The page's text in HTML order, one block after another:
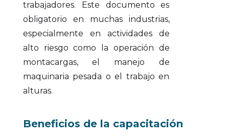
trabajadores. Este documento es
obligatorio en muchas industrias,
especialmente en actividades de
alto riesgo como la operación de
montacargas, el manejo de
maquinaria pesada o el trabajo en
alturas.
Beneficios de la capacitación